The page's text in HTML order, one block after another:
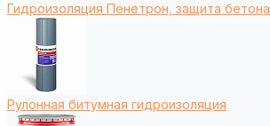
Гидроизоляция Пенетрон, защита бетона
Рулонная битумная гидроизоляция